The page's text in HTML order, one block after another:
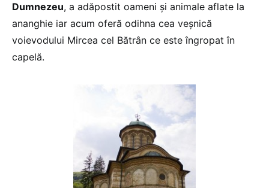
Dumnezeu, a adăpostit oameni şi animale aflate la
ananghie iar acum oferă odihna cea veşnică
voievodului Mircea cel Bătrân ce este îngropat în
capelă.